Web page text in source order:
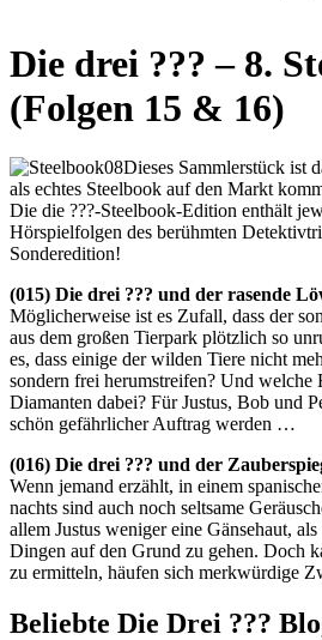
Die drei ??? – 8.
(Folgen 15 & 16)
Dieses Sammlerstück ist
als echtes Steelbook auf den Markt
Die die ???-Steelbook-Edition enthält
Hörspielfolgen des berühmten
Sonderedition!
(015) Die drei ??? und der rasende
Möglicherweise ist es Zufall, dass der
aus dem großen Tierpark plötzlich so
es, dass einige der wilden Tiere nicht
sondern frei herumstreifen? Und welche
Diamanten dabei? Für Justus, Bob und
schön gefährlicher Auftrag werden …
(016) Die drei ??? und der
Wenn jemand erzählt, in einem
nachts sind auch noch seltsame
allem Justus weniger eine Gänsehaut,
Dingen auf den Grund zu gehen. Doch
zu ermitteln, häufen sich merkwürdige
Beliebte Die Drei ???